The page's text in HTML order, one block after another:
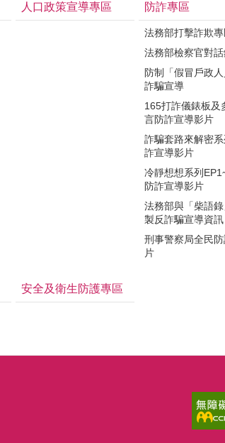
人口政策宣導專區 防詐專區
法務部打擊詐欺
法務部檢察官對
防制「假冒戶政人
詐騙宣導
165打詐儀錶板及
言防詐宣導影片
詐騙套路來解密
詐宣導影片
冷靜想想系列
防詐宣導影片
法務部與「柴語
製反詐騙宣導資訊
刑事警察局全民
片
安全及衛生防護專區